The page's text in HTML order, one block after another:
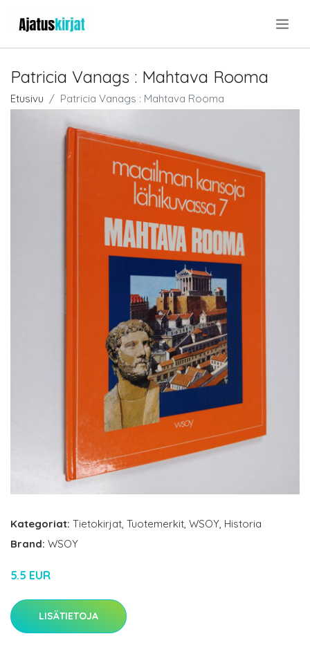
Patricia Vanags : Mahtava Rooma
Etusivu Patricia Vanags : Mahtava Rooma
Kategoriat: Tietokirjat, Tuotemerkit, WSOY, Historia
Brand: WSOY
5.5 EUR
LISÄTIETOJA